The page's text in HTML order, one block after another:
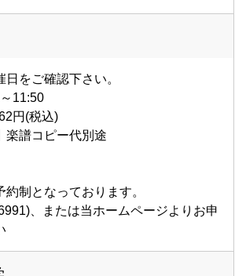
日をご確認下さい。
11:50
円(税込)
楽譜コピー代別途
制となっております。
、または当ホームページよりお申